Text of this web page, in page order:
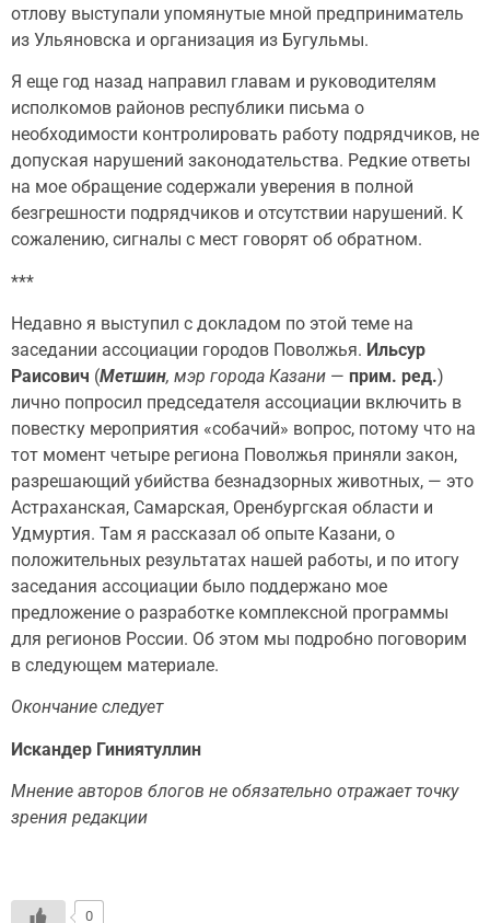
отлову выступали упомянутые мной предприниматель
из Ульяновска и организация из Бугульмы.
Я еще год назад направил главам и руководителям
исполкомов районов республики письма о
необходимости контролировать работу подрядчиков, не
допуская нарушений законодательства. Редкие ответы
на мое обращение содержали уверения в полной
безгрешности подрядчиков и отсутствии нарушений. К
сожалению, сигналы с мест говорят об обратном.
***
Недавно я выступил с докладом по этой теме на
заседании ассоциации городов Поволжья. Ильсур
Раисович (Метшин, мэр города Казани — прим. ред.)
лично попросил председателя ассоциации включить в
повестку мероприятия «собачий» вопрос, потому что на
тот момент четыре региона Поволжья приняли закон,
разрешающий убийства безнадзорных животных, — это
Астраханская, Самарская, Оренбургская области и
Удмуртия. Там я рассказал об опыте Казани, о
положительных результатах нашей работы, и по итогу
заседания ассоциации было поддержано мое
предложение о разработке комплексной программы
для регионов России. Об этом мы подробно поговорим
в следующем материале.
Окончание следует
Искандер Гиниятуллин
Мнение авторов блогов не обязательно отражает точку
зрения редакции
0